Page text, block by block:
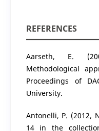
REFERENCES
Aarseth, E.
Methodological
Proceedings of
University.
Antonelli, P. (2012,
14 in the